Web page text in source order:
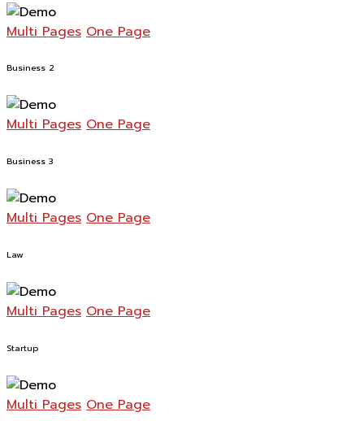
Multi Pages One Page
Business 2
Multi Pages One Page
Business 3
Multi Pages One Page
Law
Multi Pages One Page
Startup
Multi Pages One Page